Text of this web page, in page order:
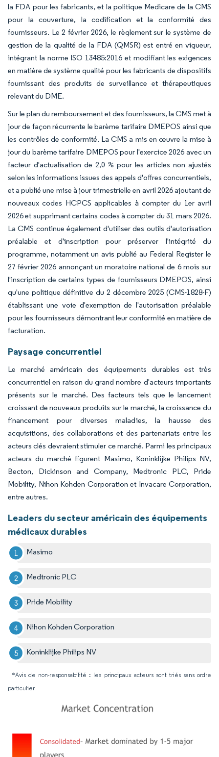
la FDA pour les fabricants, et la politique Medicare de la CMS
pour la couverture, la codification et la conformité des
fournisseurs. Le 2 février 2026, le règlement sur le système de
gestion de la qualité de la FDA (QMSR) est entré en vigueur,
intégrant la norme ISO 13485:2016 et modifiant les exigences
en matière de système qualité pour les fabricants de dispositifs
fournissant des produits de surveillance et thérapeutiques
relevant du DME.
Sur le plan du remboursement et des fournisseurs, la CMS met à
jour de façon récurrente le barème tarifaire DMEPOS ainsi que
les contrôles de conformité. La CMS a mis en œuvre la mise à
jour du barème tarifaire DMEPOS pour l'exercice 2026 avec un
facteur d'actualisation de 2,0 % pour les articles non ajustés
selon les informations issues des appels d'offres concurrentiels,
et a publié une mise à jour trimestrielle en avril 2026 ajoutant de
nouveaux codes HCPCS applicables à compter du 1er avril
2026 et supprimant certains codes à compter du 31 mars 2026.
La CMS continue également d'utiliser des outils d'autorisation
préalable et d'inscription pour préserver l'intégrité du
programme, notamment un avis publié au Federal Register le
27 février 2026 annonçant un moratoire national de 6 mois sur
l'inscription de certains types de fournisseurs DMEPOS, ainsi
qu'une politique définitive du 2 décembre 2025 (CMS-1828-F)
établissant une voie d'exemption de l'autorisation préalable
pour les fournisseurs démontrant leur conformité en matière de
facturation.
Paysage concurrentiel
Le marché américain des équipements durables est très
concurrentiel en raison du grand nombre d'acteurs importants
présents sur le marché. Des facteurs tels que le lancement
croissant de nouveaux produits sur le marché, la croissance du
financement pour diverses maladies, la hausse des
acquisitions, des collaborations et des partenariats entre les
acteurs clés devraient stimuler ce marché. Parmi les principaux
acteurs du marché figurent Masimo, Koninklijke Philips NV,
Becton, Dickinson and Company, Medtronic PLC, Pride
Mobility, Nihon Kohden Corporation et Invacare Corporation,
entre autres.
Leaders du secteur américain des équipements
médicaux durables
Masimo
Medtronic PLC
Pride Mobility
Nihon Kohden Corporation
Koninklijke Philips NV
*Avis de non-responsabilité : les principaux acteurs sont triés sans ordre
particulier